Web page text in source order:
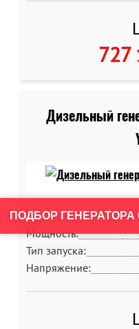
727
Дизельный
Мощность:
Тип запуска:
Напряжение:
ПОДБОР ГЕНЕРАТОРА